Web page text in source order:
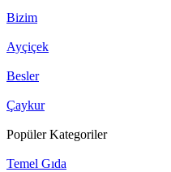
Bizim
Ayçiçek
Besler
Çaykur
Popüler Kategoriler
Temel Gıda